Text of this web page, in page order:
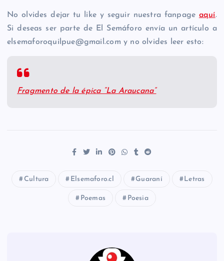
No olvides dejar tu like y seguir nuestra fanpage aquí.
Si deseas ser parte de El Semáforo envía un artículo a
elsemaforoquilpue@gmail.com y no olvides leer esto:
Fragmento de la épica “La Araucana”
Cultura Elsemaforo.cl Guaraní Letras
Poemas Poesia